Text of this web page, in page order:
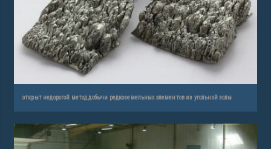
открыт недорогой метод добычи редкоземельных элементов из угольной золы